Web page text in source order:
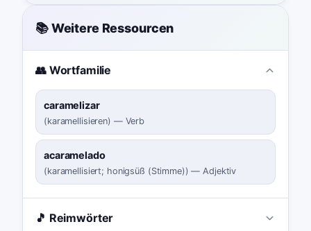
📚 Weitere Ressourcen
👥 Wortfamilie
caramelizar
(karamellisieren) — Verb
acaramelado
(karamellisiert; honigsüß (Stimme)) —Adjektiv
🎵 Reimwörter